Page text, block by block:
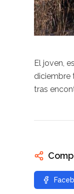
El joven,
diciembre
tras